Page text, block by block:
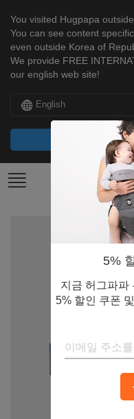
You visited Hugpapa
You can see content
even outside Korea of
We provide FREE
our english web site!
English
5%
지금 허그파파
5% 할인 쿠폰